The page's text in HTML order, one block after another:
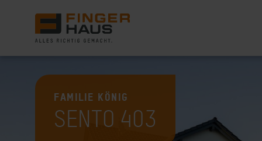
Häuser
Bauweise
SENTO 403
FAMILIE KÖNIG